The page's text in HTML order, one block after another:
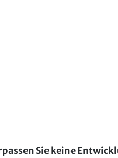
Sie keine